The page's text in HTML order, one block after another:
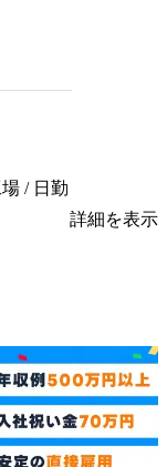
/ 日勤
詳細を表示